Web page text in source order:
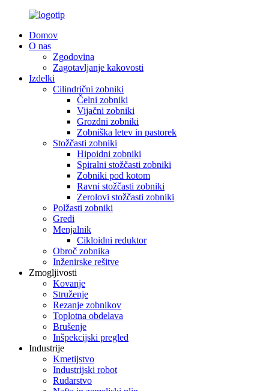
Domov
O nas
Zgodovina
Zagotavljanje kakovosti
Izdelki
Cilindrični zobniki
Čelni zobniki
Vijačni zobniki
Grozdni zobniki
Zobniška letev in pastorek
Stožčasti zobniki
Hipoidni zobniki
Spiralni stožčasti zobniki
Zobniki pod kotom
Ravni stožčasti zobniki
Zerolovi stožčasti zobniki
Polžasti zobniki
Gredi
Menjalnik
Cikloidni reduktor
Obroč zobnika
Inženirske rešitve
Zmogljivosti
Kovanje
Struženje
Rezanje zobnikov
Toplotna obdelava
Brušenje
Inšpekcijski pregled
Industrije
Kmetijstvo
Industrijski robot
Rudarstvo